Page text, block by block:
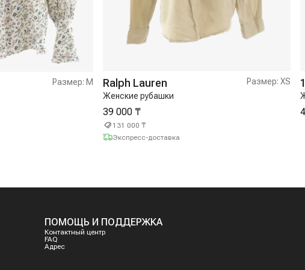
Размер: M Ralph Lauren
Женские рубашки
Размер: XS
39 000 ₸
131 000 ₸
Экспресс-доставка
ПОМОЩЬ И ПОДДЕРЖКА
Контактный центр
FAQ
Адрес